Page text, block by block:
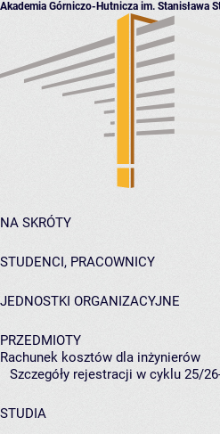
Akademia Górniczo-Hutnicza im. Stanisława
NA SKRÓTY
STUDENCI, PRACOWNICY
JEDNOSTKI ORGANIZACYJNE
PRZEDMIOTY
Rachunek kosztów dla inżynierów
Szczegóły rejestracji w cyklu 25/
STUDIA